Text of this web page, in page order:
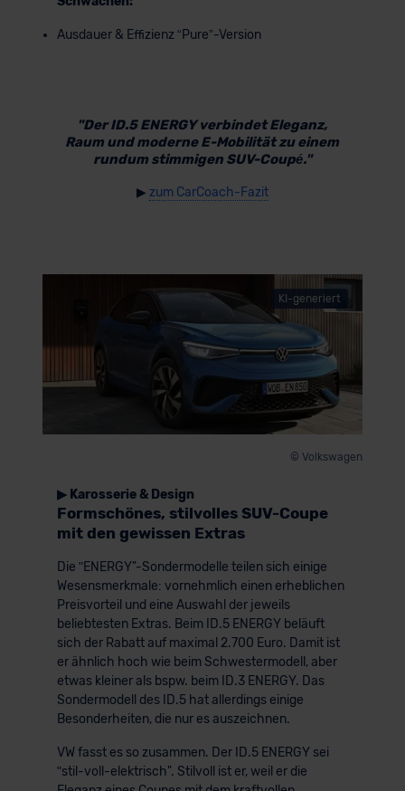
Ausdauer & Effizienz “Pure”-Version
"Der ID.5 ENERGY verbindet Eleganz,
Raum und moderne E-Mobilität zu einem
rundum stimmigen SUV-Coupé."
▶ zum CarCoach-Fazit
KI-generiert
© Volkswagen
▶ Karosserie & Design
Formschönes, stilvolles SUV-Coupe
mit den gewissen Extras
Die ʺENERGY"-Sondermodelle teilen sich einige
Wesensmerkmale: vornehmlich einen erheblichen
Preisvorteil und eine Auswahl der jeweils
beliebtesten Extras. Beim ID.5 ENERGY beläuft
sich der Rabatt auf maximal 2.700 Euro. Damit ist
er ähnlich hoch wie beim Schwestermodell, aber
etwas kleiner als bspw. beim ID.3 ENERGY. Das
Sondermodell des ID.5 hat allerdings einige
Besonderheiten, die nur es auszeichnen.
VW fasst es so zusammen. Der ID.5 ENERGY sei
ʺstil-voll-elektrisch". Stilvoll ist er, weil er die